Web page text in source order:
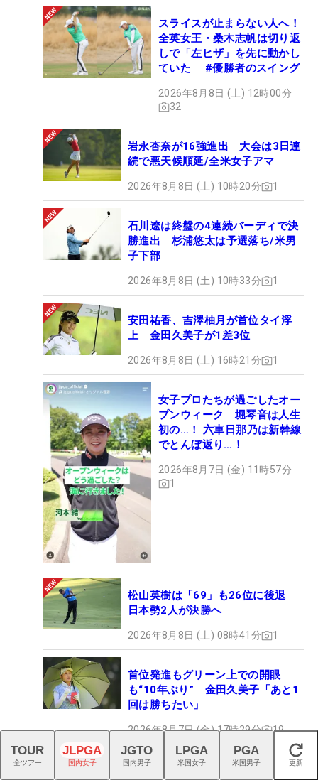
スライスが止まらない人へ！
全英女王・桑木志帆は切り返
しで「左ヒザ」を先に動かし
ていた #優勝者のスイング
2026年8月8日 (土) 12時00分
32
岩永杏奈が16強進出 大会は3日連
続で悪天候順延/全米女子アマ
2026年8月8日 (土) 10時20分 1
石川遼は終盤の4連続バーディで決
勝進出 杉浦悠太は予選落ち/米男
子下部
2026年8月8日 (土) 10時33分 1
安田祐香、吉澤柚月が首位タイ浮
上 金田久美子が1差3位
2026年8月8日 (土) 16時21分 1
女子プロたちが過ごしたオー
プンウィーク 堀琴音は人生
初の…！ 六車日那乃は新幹線
でとんぼ返り…！
2026年8月7日 (金) 11時57分
1
松山英樹は「69」も26位に後退
日本勢2人が決勝へ
2026年8月8日 (土) 08時41分 1
首位発進もグリーン上での開眼
も“10年ぶり” 金田久美子「あと1
回は勝ちたい」
2026年8月7日 (金) 17時29分 19
ゴルフウェアとは一味違うギャップ
閉じる
TOUR
全ツアー
JLPGA
国内女子
JGTO
国内男子
LPGA
米国女子
PGA
米国男子 更新